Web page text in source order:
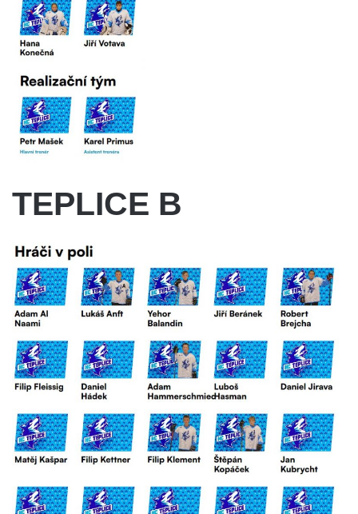
TEPLICE B